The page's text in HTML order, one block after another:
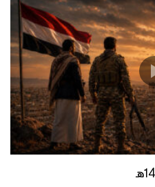
– عيسى الليث
– عيسى الليث